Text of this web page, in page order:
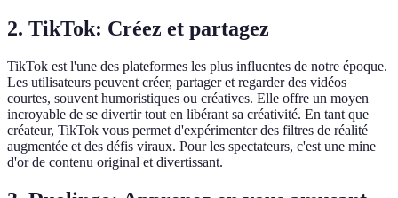
2. TikTok: Créez et partagez
TikTok est l'une des plateformes les plus influentes de notre époque.
Les utilisateurs peuvent créer, partager et regarder des vidéos
courtes, souvent humoristiques ou créatives. Elle offre un moyen
incroyable de se divertir tout en libérant sa créativité. En tant que
créateur, TikTok vous permet d'expérimenter des filtres de réalité
augmentée et des défis viraux. Pour les spectateurs, c'est une mine
d'or de contenu original et divertissant.